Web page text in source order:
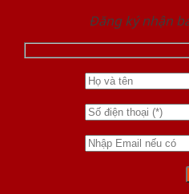
Đăng ký nhận